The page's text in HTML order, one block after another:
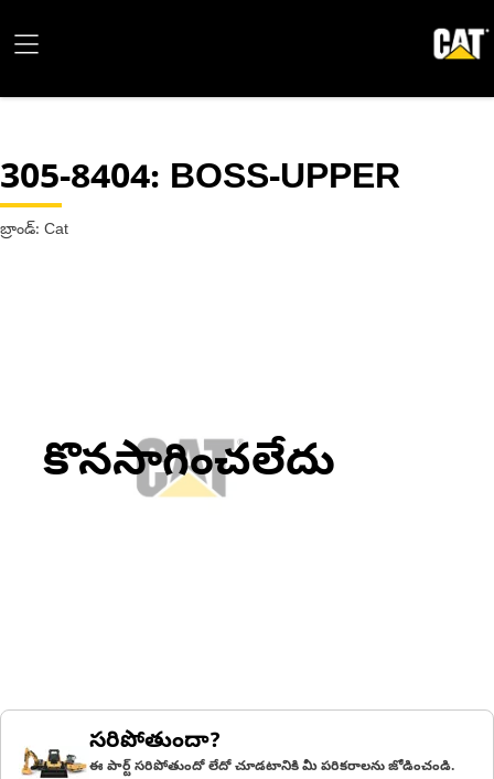
305-8404: BOSS-UPPER
బ్రాండ్: Cat
కొనసాగించలేదు
సరిపోతుందా?
ఈ పార్ట్ సరిపోతుందో లేదో చూడటానికి మీ పరికరాలను జోడించండి.